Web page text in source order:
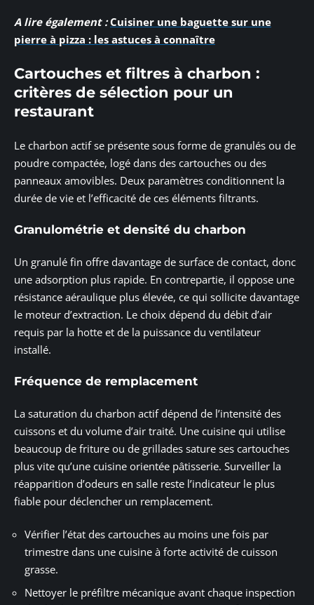
A lire également : Cuisiner une baguette sur une
pierre à pizza : les astuces à connaître
Cartouches et filtres à charbon :
critères de sélection pour un
restaurant
Le charbon actif se présente sous forme de granulés ou de
poudre compactée, logé dans des cartouches ou des
panneaux amovibles. Deux paramètres conditionnent la
durée de vie et l’efficacité de ces éléments filtrants.
Granulométrie et densité du charbon
Un granulé fin offre davantage de surface de contact, donc
une adsorption plus rapide. En contrepartie, il oppose une
résistance aéraulique plus élevée, ce qui sollicite davantage
le moteur d’extraction. Le choix dépend du débit d’air
requis par la hotte et de la puissance du ventilateur
installé.
Fréquence de remplacement
La saturation du charbon actif dépend de l’intensité des
cuissons et du volume d’air traité. Une cuisine qui utilise
beaucoup de friture ou de grillades sature ses cartouches
plus vite qu’une cuisine orientée pâtisserie. Surveiller la
réapparition d’odeurs en salle reste l’indicateur le plus
fiable pour déclencher un remplacement.
Vérifier l’état des cartouches au moins une fois par
trimestre dans une cuisine à forte activité de cuisson
grasse.
Nettoyer le préfiltre mécanique avant chaque inspection